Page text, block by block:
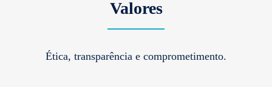
Valores
Ética, transparência e comprometimento.